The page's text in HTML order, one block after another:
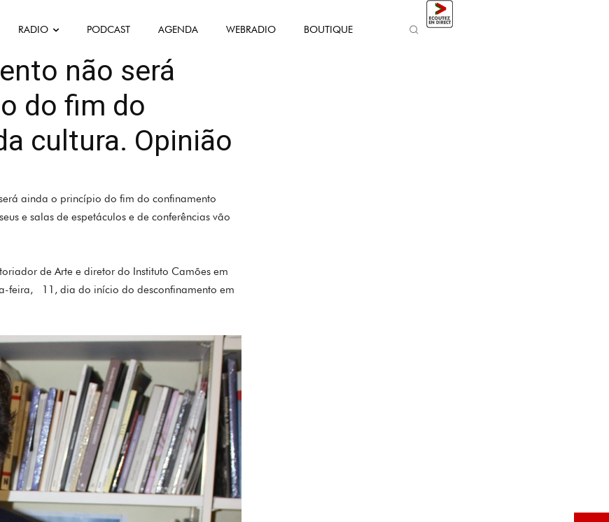
RADIO PODCAST AGENDA WEBRADIO BOUTIQUE
não será
do fim do
cultura. Opinião
ainda o princípio do fim do confinamento
e salas de espetáculos e de conferências vão
de Arte e diretor do Instituto Camões em
feira, 11, dia do início do desconfinamento em